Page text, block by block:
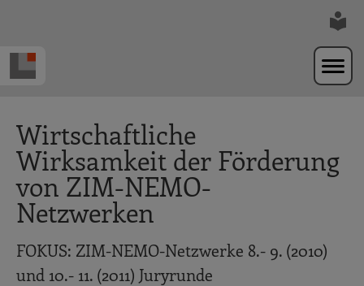
Wirtschaftliche
Wirksamkeit der Förderung
von ZIM-NEMO-
Netzwerken
FOKUS: ZIM-NEMO-Netzwerke 8.- 9. (2010)
und 10.- 11. (2011) Juryrunde